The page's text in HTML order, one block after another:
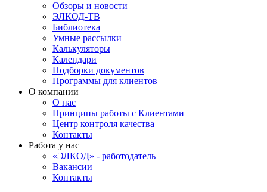
Обзоры и новости
ЭЛКОД-ТВ
Библиотека
Умные рассылки
Калькуляторы
Календари
Подборки документов
Программы для клиентов
О компании
О нас
Принципы работы с Клиентами
Центр контроля качества
Контакты
Работа у нас
«ЭЛКОД» - работодатель
Вакансии
Контакты